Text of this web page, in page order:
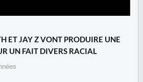
ET JAY Z VONT PRODUIRE UNE
UN FAIT DIVERS RACIAL